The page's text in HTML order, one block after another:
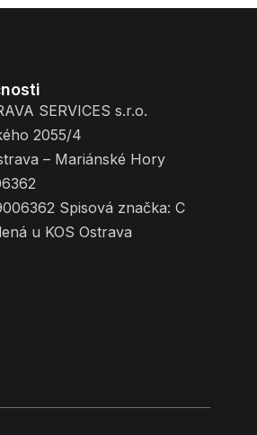
SERVICES s.r.o.
2055/4
– Mariánské Hory
Spisová značka: C
u KOS Ostrava